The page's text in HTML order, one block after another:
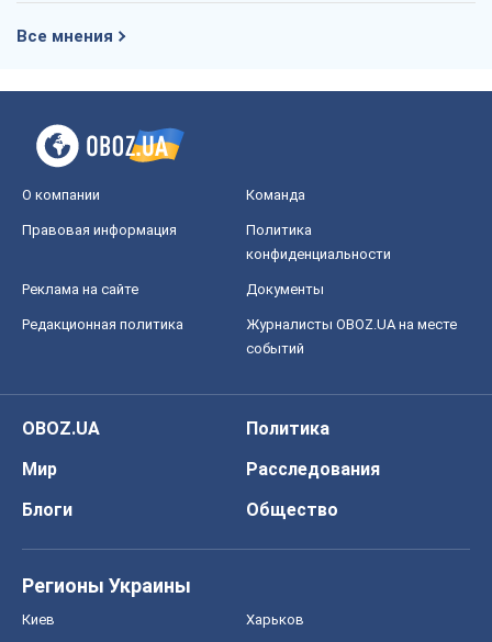
Все мнения
О компании Команда
Правовая информация
Политика
конфиденциальности
Реклама на сайте Документы
Редакционная политика
Журналисты OBOZ.UA на месте
событий
OBOZ.UA
Политика
Мир
Расследования
Блоги
Общество
Регионы Украины
Киев Харьков